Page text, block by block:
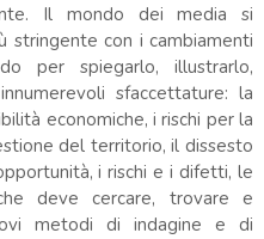
Il mondo dei media si
stringente con i cambiamenti
per spiegarlo, illustrarlo,
sfaccettature: la
economiche, i rischi per la
del territorio, il dissesto
i rischi e i difetti, le
deve cercare, trovare e
metodi di indagine e di